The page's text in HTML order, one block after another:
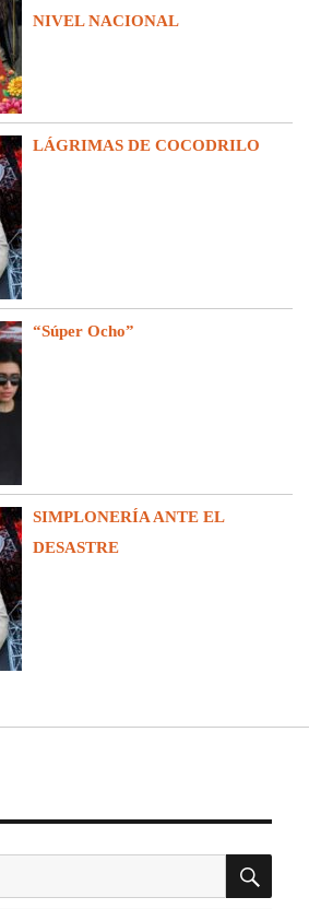
NIVEL NACIONAL
LÁGRIMAS DE COCODRILO
“Súper Ocho”
SIMPLONERÍA ANTE EL
DESASTRE